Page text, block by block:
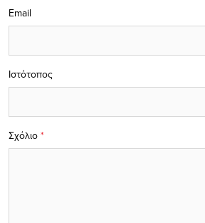
Σχόλιο *
Email
Ιστότοπος